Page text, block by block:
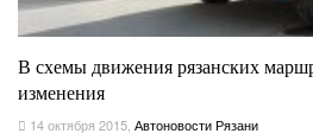
В схемы движения рязанских
изменения
14 октября 2015 Автоновости Рязани